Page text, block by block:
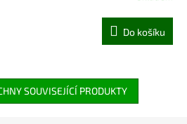
Do košíku
SOUVISEJÍCÍ PRODUKTY